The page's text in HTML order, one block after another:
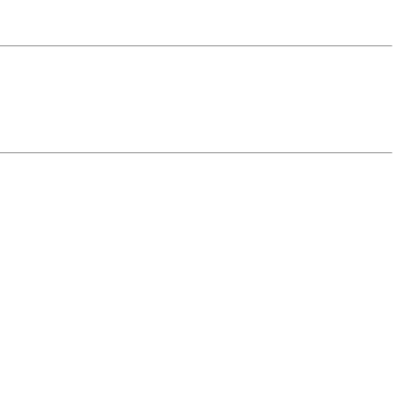
Vipps, Klarna och Google Pay.
debiteras kortet/fakturan.